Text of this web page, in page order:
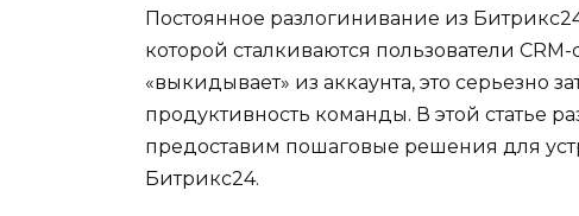
Постоянное разлогинивание из
которой сталкиваются пользователи
«выкидывает» из аккаунта, это серьезно
продуктивность команды. В этой статье
предоставим пошаговые решения для
Битрикс24.